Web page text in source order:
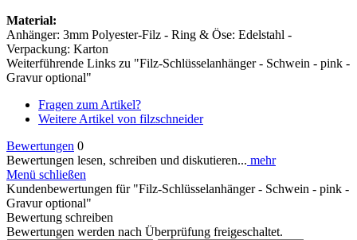
Material:
Anhänger: 3mm Polyester-Filz - Ring & Öse: Edelstahl -
Verpackung: Karton
Weiterführende Links zu "Filz-Schlüsselanhänger - Schwein - pink -
Gravur optional"
Fragen zum Artikel?
Weitere Artikel von filzschneider
Bewertungen 0
Bewertungen lesen, schreiben und diskutieren... mehr
Menü schließen
Kundenbewertungen für "Filz-Schlüsselanhänger - Schwein - pink -
Gravur optional"
Bewertung schreiben
Bewertungen werden nach Überprüfung freigeschaltet.